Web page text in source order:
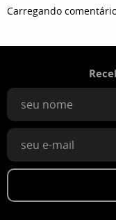
Carregando